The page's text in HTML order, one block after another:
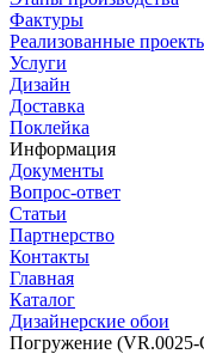
Фактуры
Реализованные
Услуги
Дизайн
Доставка
Поклейка
Информация
Документы
Вопрос-ответ
Статьи
Партнерство
Контакты
Главная
Каталог
Дизайнерские обои
Погружение (VR.0025-